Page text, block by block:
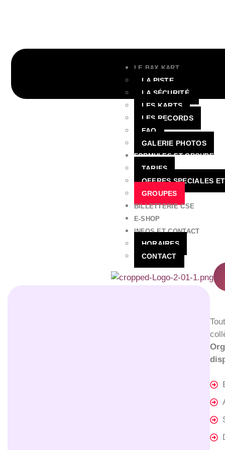
LE BAX KART
LA PISTE
LA SÉCURITÉ
LES KARTS
LES RECORDS
FAQ
GALERIE PHOTOS
FORMULES ET GROUPES
TARIFS
OFFRES SPECIALES
GROUPES
BILLETTERIE CSE
E-SHOP
INFOS ET CONTACT
HORAIRES
CONTACT